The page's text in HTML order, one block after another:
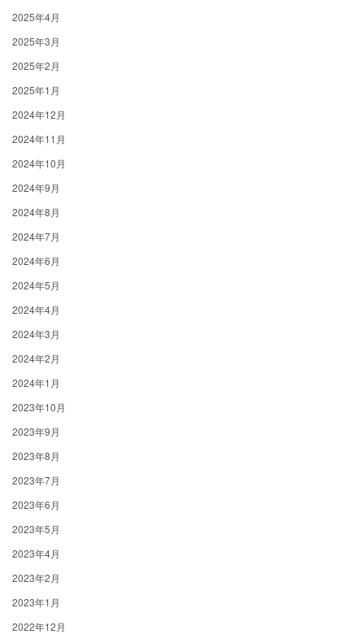
2025年4月
2025年3月
2025年2月
2025年1月
2024年12月
2024年11月
2024年10月
2024年9月
2024年8月
2024年7月
2024年6月
2024年5月
2024年4月
2024年3月
2024年2月
2024年1月
2023年10月
2023年9月
2023年8月
2023年7月
2023年6月
2023年5月
2023年4月
2023年2月
2023年1月
2022年12月